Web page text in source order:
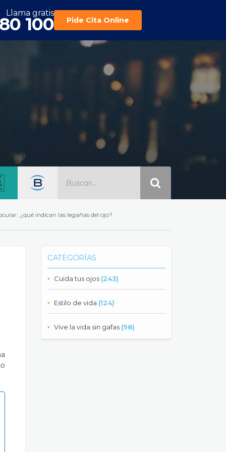
Llama gratis
100 Pide Cita Online
¿qué indican las legañas del ojo?
CATEGORÍAS
Cuida tus ojos (243)
Estilo de vida (124)
Vive la vida sin gafas (98)